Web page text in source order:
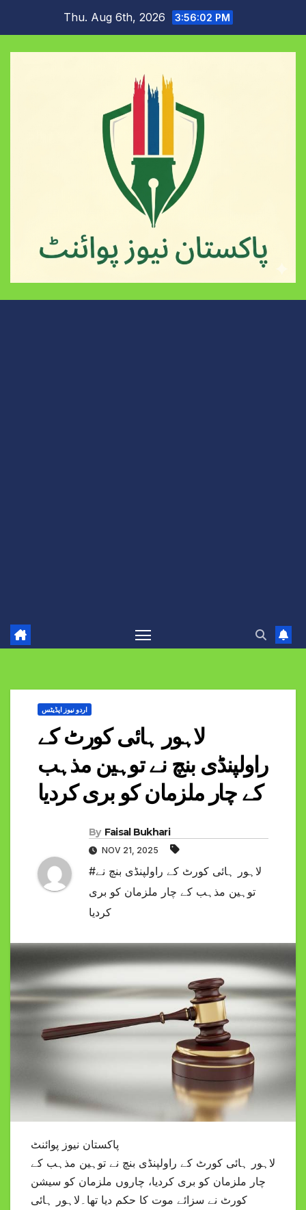
content
Thu. Aug 6th, 2026 3:56:03 PM
اردو نیوز اپڈیٹس
لاہور ہائی کورٹ کے
راولپنڈی بنچ نے توہین مذہب
کے چار ملزمان کو بری کردیا
By Faisal Bukhari
NOV 21, 2025
#لاہور ہائی کورٹ کے راولپنڈی بنچ نے
توہین مذہب کے چار ملزمان کو بری
کردیا
پاکستان نیوز پوائنٹ
لاہور ہائی کورٹ کے راولپنڈی بنچ نے توہین مذہب کے
چار ملزمان کو بری کردیا، چاروں ملزمان کو سیشن
کورٹ نے سزائے موت کا حکم دیا تھا۔لاہور ہائی